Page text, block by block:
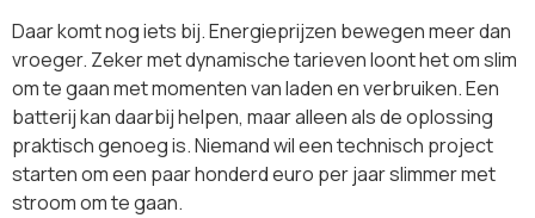
Daar komt nog iets bij. Energieprijzen bewegen meer dan
vroeger. Zeker met dynamische tarieven loont het om slim
om te gaan met momenten van laden en verbruiken. Een
batterij kan daarbij helpen, maar alleen als de oplossing
praktisch genoeg is. Niemand wil een technisch project
starten om een paar honderd euro per jaar slimmer met
stroom om te gaan.